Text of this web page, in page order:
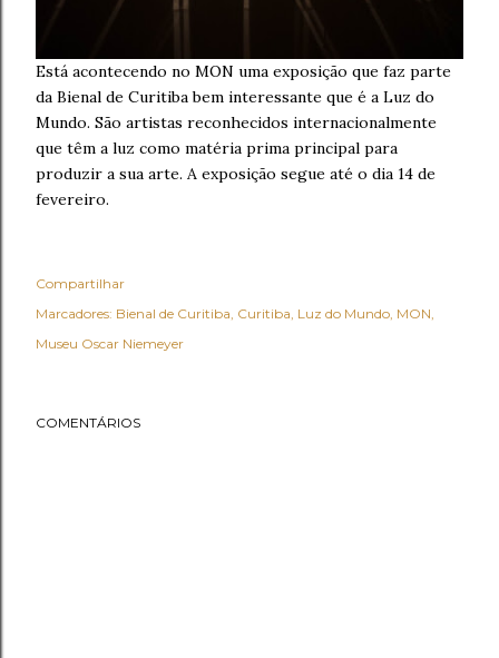
Está acontecendo no MON uma exposição que faz parte
da Bienal de Curitiba bem interessante que é a Luz do
Mundo. São artistas reconhecidos internacionalmente
que têm a luz como matéria prima principal para
produzir a sua arte. A exposição segue até o dia 14 de
fevereiro.
Compartilhar
Marcadores: Bienal de Curitiba Curitiba Luz do Mundo MON
Museu Oscar Niemeyer
COMENTÁRIOS